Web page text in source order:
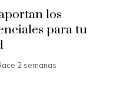
los
para tu
2 semanas